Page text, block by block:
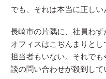
でも、それは本当に正しい
長崎市の片隅に、社員わず
オフィスはこぢんまりと
担当者もいない。それでも
談の問い合わせが殺到して